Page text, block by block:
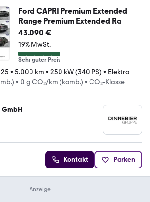
Ford CAPRI Premium Extended
Range Premium Extended Ra
43.090 €
19% MwSt.
Sehr guter Preis
• 5.000 km • 250 kW (340 PS) • Elektro
• 0 g CO₂/km (komb.) • CO₂-Klasse
Kontakt Parken